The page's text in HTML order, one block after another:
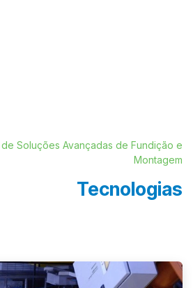
Soluções Avançadas de Fundição e
Montagem
Tecnologias